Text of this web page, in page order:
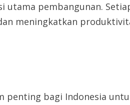
utama pembangunan.
meningkatkan
bagi Indonesia